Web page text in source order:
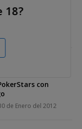
en el Poker
con
de Enero del 2012
18?